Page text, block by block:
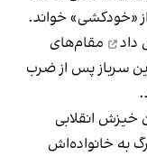
«خودکشی» خواند.
مقام‌های
سرباز پس از ضرب
خیزش انقلابی
به خانواده‌اش